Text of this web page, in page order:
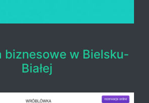
biznesowe w Bielsku-
Białej